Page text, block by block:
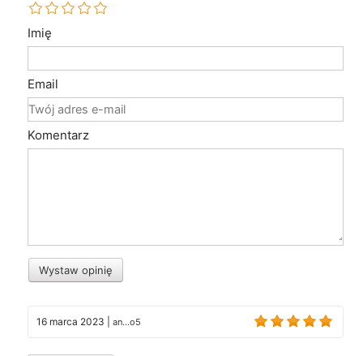
Imię
Email
Komentarz
Wystaw opinię
16 marca 2023 an...o5